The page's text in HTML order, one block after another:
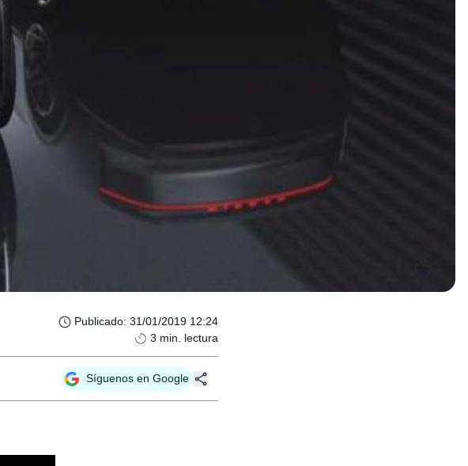
Publicado: 31/01/2019 12:24
3 min. lectura
Síguenos en Google